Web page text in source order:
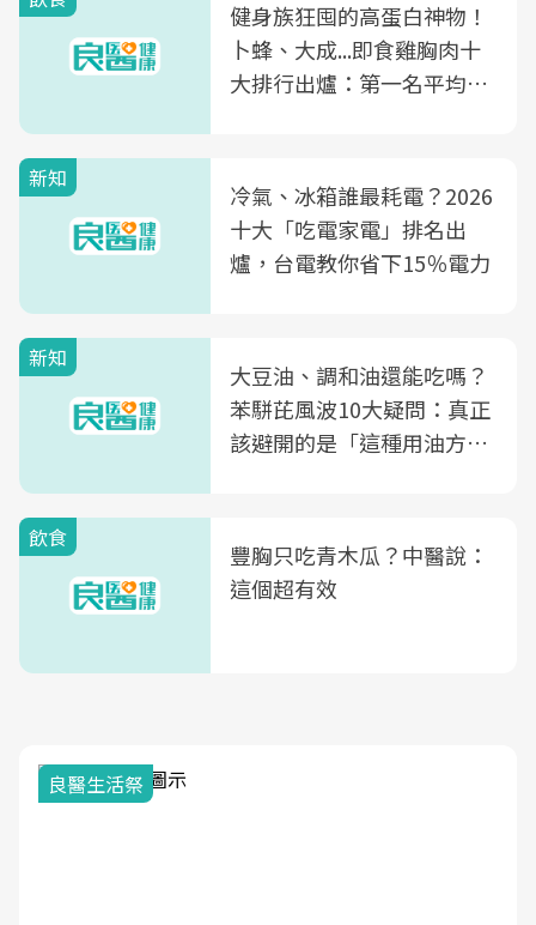
健身族狂囤的高蛋白神物！
卜蜂、大成...即食雞胸肉十
大排行出爐：第一名平均一
新知
冷氣、冰箱誰最耗電？2026
十大「吃電家電」排名出
爐，台電教你省下15％電力
新知
大豆油、調和油還能吃嗎？
苯駢芘風波10大疑問：真正
該避開的是「這種用油方
飲食
豐胸只吃青木瓜？中醫說：
這個超有效
良醫生活祭